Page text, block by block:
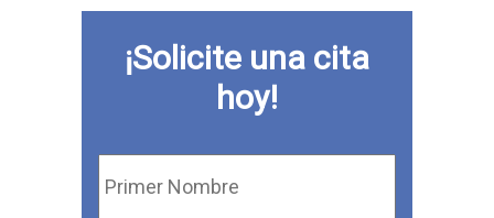
¡Solicite una cita
hoy!
Primer
Nombre
*